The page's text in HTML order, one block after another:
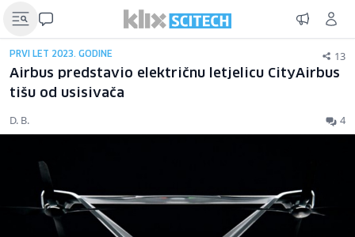
PRVI LET 2023. GODINE 13
Airbus predstavio električnu letjelicu CityAirbus
tišu od usisivača
D. B. 4